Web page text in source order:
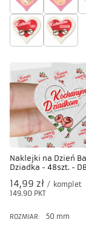
Naklejki na Dzień
Dziadka - 48szt. -
14,99 zł / komplet
149.90 PKT
ROZMIAR: 50 mm